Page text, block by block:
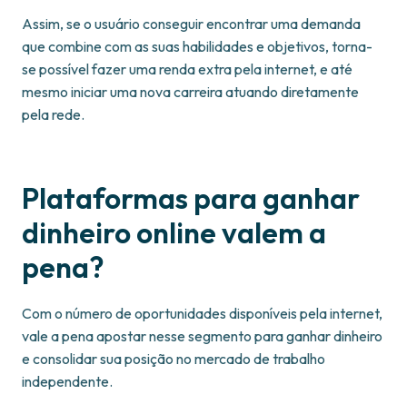
Assim, se o usuário conseguir encontrar uma demanda
que combine com as suas habilidades e objetivos, torna-
se possível fazer uma renda extra pela internet, e até
mesmo iniciar uma nova carreira atuando diretamente
pela rede.
Plataformas para ganhar
dinheiro online valem a
pena?
Com o número de oportunidades disponíveis pela internet,
vale a pena apostar nesse segmento para ganhar dinheiro
e consolidar sua posição no mercado de trabalho
independente.